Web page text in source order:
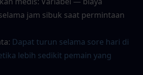
jam sibuk saat permintaan
Dapat turun selama sore hari di
lebih sedikit pemain yang